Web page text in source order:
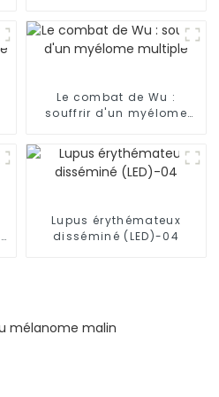
approche prometteuse
pour le traitement du
mélanome
Le combat de Wu :
souffrir d'un myélome
Lupus érythémateux
disséminé (LED)-04